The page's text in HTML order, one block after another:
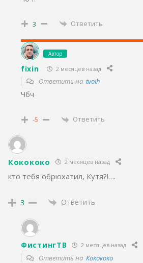
3 Ответить
Автор
fixin 2 месяцев назад
Ответить на tvoih
Чбч
-5 Ответить
Кокококо 2 месяцев назад
кто тебя обрюхатил, Кутя?!….
3 Ответить
ФистингТВ 2 месяцев назад
Ответить на Кокококо